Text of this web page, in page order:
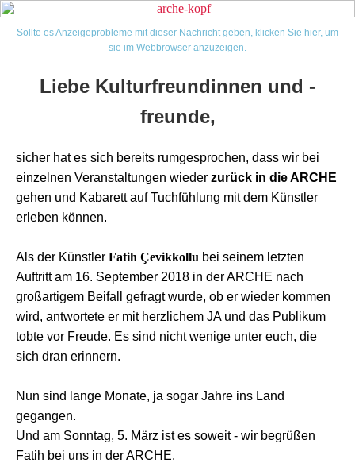
Sollte es Anzeigeprobleme mit dieser Nachricht geben, klicken Sie hier, um
sie im Webbrowser anzuzeigen.
Liebe Kulturfreundinnen und -
freunde,
sicher hat es sich bereits rumgesprochen, dass wir bei
einzelnen Veranstaltungen wieder zurück in die ARCHE
gehen und Kabarett auf Tuchfühlung mit dem Künstler
erleben können.
Als der Künstler Fatih Çevikkollu bei seinem letzten
Auftritt am 16. September 2018 in der ARCHE nach
großartigem Beifall gefragt wurde, ob er wieder kommen
wird, antwortete er mit herzlichem JA und das Publikum
tobte vor Freude. Es sind nicht wenige unter euch, die
sich dran erinnern.
Nun sind lange Monate, ja sogar Jahre ins Land
gegangen.
Und am Sonntag, 5. März ist es soweit - wir begrüßen
Fatih bei uns in der ARCHE.